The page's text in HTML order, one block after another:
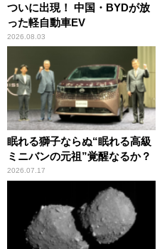
ついに出現！ 中国・BYDが放
った軽自動車EV
2026.08.03
眠れる獅子ならぬ“眠れる高級
ミニバンの元祖”覚醒なるか？
2026.07.17